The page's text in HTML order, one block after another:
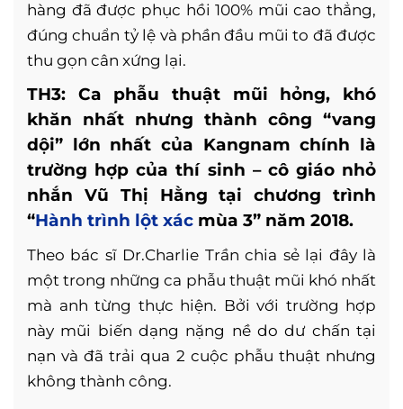
hàng đã được phục hồi 100% mũi cao thẳng,
đúng chuẩn tỷ lệ và phần đầu mũi to đã được
thu gọn cân xứng lại.
TH3: Ca phẫu thuật mũi hỏng, khó
khăn nhất nhưng thành công “vang
dội” lớn nhất của Kangnam chính là
trường hợp của thí sinh – cô giáo nhỏ
nhắn Vũ Thị Hằng tại chương trình
“Hành trình lột xác mùa 3” năm 2018.
Theo bác sĩ Dr.Charlie Trần chia sẻ lại đây là
một trong những ca phẫu thuật mũi khó nhất
mà anh từng thực hiện. Bởi với trường hợp
này mũi biến dạng nặng nề do dư chấn tại
nạn và đã trải qua 2 cuộc phẫu thuật nhưng
không thành công.